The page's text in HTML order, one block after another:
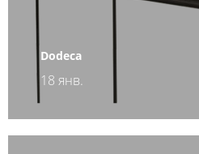
Dodeca
18 янв.